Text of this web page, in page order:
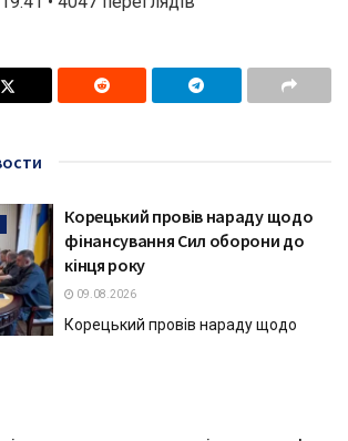
Корецький провів нараду щодо
фінансування Сил оборони до
кінця року
09.08.2026
Корецький провів нараду щодо